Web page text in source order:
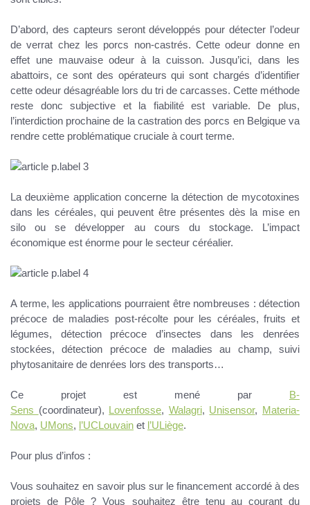
D’abord, des capteurs seront développés pour détecter l’odeur
de verrat chez les porcs non-castrés. Cette odeur donne en
effet une mauvaise odeur à la cuisson. Jusqu’ici, dans les
abattoirs, ce sont des opérateurs qui sont chargés d’identifier
cette odeur désagréable lors du tri de carcasses. Cette méthode
reste donc subjective et la fiabilité est variable. De plus,
l’interdiction prochaine de la castration des porcs en Belgique va
rendre cette problématique cruciale à court terme.
La deuxième application concerne ladétection de mycotoxines
dans les céréales, qui peuvent être présentes dès la mise en
silo ou se développer au cours du stockage. L’impact
économique est énorme pour le secteur céréalier.
A terme, les applications pourraient être nombreuses : détection
précoce de maladies post-récolte pour les céréales, fruits et
légumes, détection précoce d’insectes dans les denrées
stockées, détection précoce de maladies au champ, suivi
phytosanitaire de denrées lors des transports…
Ce projet est mené par B-
Sens (coordinateur), Lovenfosse, Walagri, Unisensor, Materia-
Nova, UMons, l’UCLouvain et l’ULiège.
Pour plus d’infos :
Vous souhaitez en savoir plus sur le financement accordé à des
projets de Pôle ? Vous souhaitez être tenu au courant du